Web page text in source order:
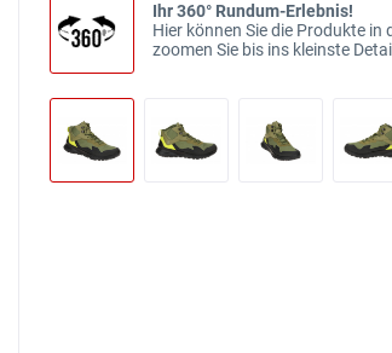
Ihr 360° Rundum-Erlebnis!
Hier können Sie die Produkte in
zoomen Sie bis ins kleinste